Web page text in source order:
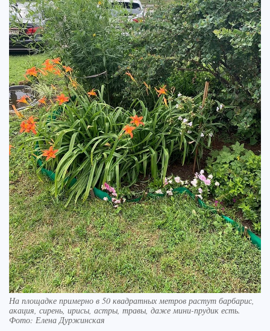
На площадке примерно в 50 квадратных метров растут барбарис,
акация, сирень, ирисы, астры, травы, даже мини-прудик есть.
Фото: Елена Дуржинская